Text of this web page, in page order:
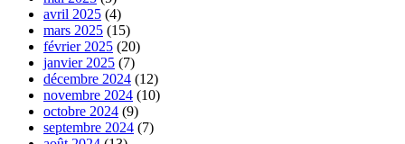
avril 2025 (4)
mars 2025 (15)
février 2025 (20)
janvier 2025 (7)
décembre 2024 (12)
novembre 2024 (10)
octobre 2024 (9)
septembre 2024 (7)